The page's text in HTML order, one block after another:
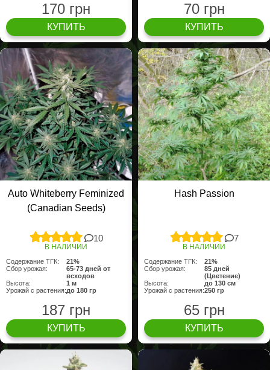
170 грн
КУПИТЬ
70 грн
КУПИТЬ
Auto Whiteberry Feminized
(Canadian Seeds)
10
В НАЛИЧИИ
Содержание ТГК:
21%
Сбор урожая:
65-73 дней от
всходов
Высота:
1 м
Урожай с растения:до 180 гр
187 грн
КУПИТЬ
Hash Passion
7
В НАЛИЧИИ
Содержание ТГК:
21%
Сбор урожая:
85 дней
(Цветение)
Высота:
до 130 см
Урожай с растения:250 гр
65 грн
КУПИТЬ